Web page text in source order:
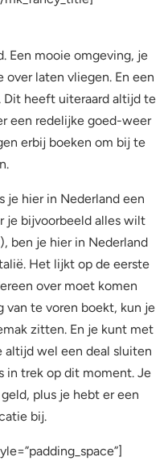
Een mooie omgeving, je
laten vliegen. En een
heeft uiteraard altijd te
een redelijke goed-weer
erbij boeken om bij te
je hier in Nederland een
je bijvoorbeeld alles wilt
ben je hier in Nederland
Het lijkt op de eerste
over moet komen
van te voren boekt, kun je
zitten. En je kunt met
wel een deal sluiten
in trek op dit moment. Je
plus je hebt er een
bij.